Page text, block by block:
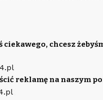
ciekawego, chcesz
reklamę na naszym